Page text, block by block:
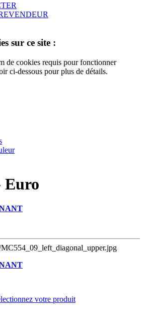
sur ce site :
de cookies requis pour fonctionner
ci-dessous pour plus de détails.
Euro
votre produit